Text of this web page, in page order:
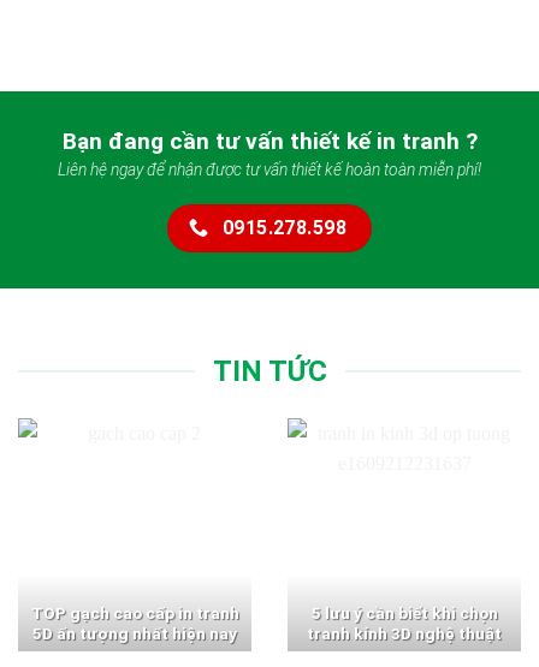
Bạn đang cần tư vấn thiết kế in tranh ?
Liên hệ ngay để nhận được tư vấn thiết kế hoàn toàn miễn phí!
0915.278.598
TIN TỨC
TOP gạch cao cấp in tranh
5D ấn tượng nhất hiện nay
5 lưu ý cần biết khi chọn
tranh kính 3D nghệ thuật